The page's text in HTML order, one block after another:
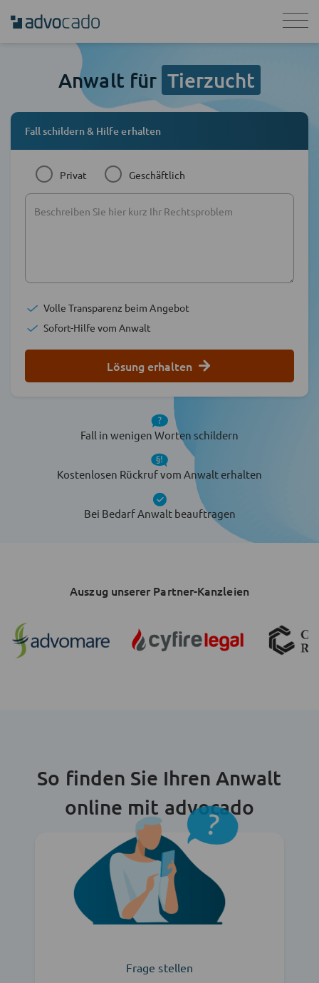
Anwalt für Tierzucht
Fall schildern & Hilfe erhalten
Privat Geschäftlich
Volle Transparenz beim Angebot
Sofort-Hilfe vom Anwalt
Lösung erhalten
Fall in wenigen Worten schildern
Kostenlosen Rückruf vom Anwalt erhalten
Bei Bedarf Anwalt beauftragen
Auszug unserer Partner-Kanzleien
So finden Sie Ihren Anwalt
online mit advocado
Frage stellen